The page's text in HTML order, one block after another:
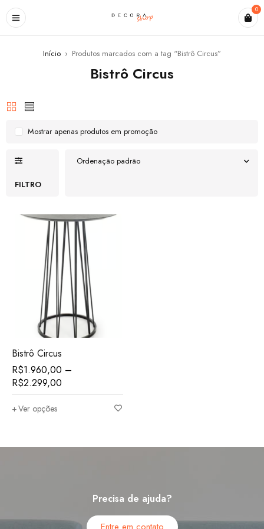
0
Início › Produtos marcados com a tag “Bistrô Circus”
Bistrô Circus
FILTRO
Ordenação padrão
Mostrar apenas produtos em promoção
Bistrô Circus
R$1.960,00 –
R$2.299,00
Ver opções
Precisa de ajuda?